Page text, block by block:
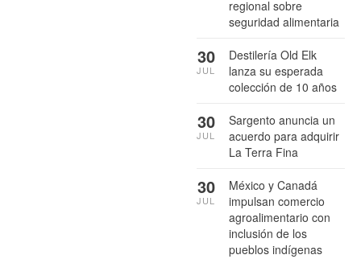
regional sobre
seguridad alimentaria
Destilería Old Elk
lanza su esperada
colección de 10 años
30
JUL
Sargento anuncia un
acuerdo para adquirir
La Terra Fina
30
JUL
México y Canadá
impulsan comercio
agroalimentario con
inclusión de los
pueblos indígenas
30
JUL